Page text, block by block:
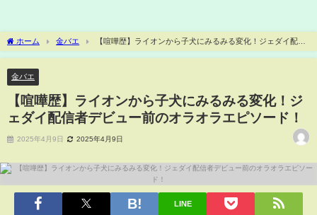
ホーム 金バエ
【喧嘩歴】ライオンから子犬にみるみる変化！ジェダイ配信
者デビュー前のオラオラエピソード！
金バエ
【喧嘩歴】ライオンから子犬にみるみる変化！ジ
ェダイ配信者デビュー前のオラオラエピソード！
2025年4月9日 2025年4月9日
LINE